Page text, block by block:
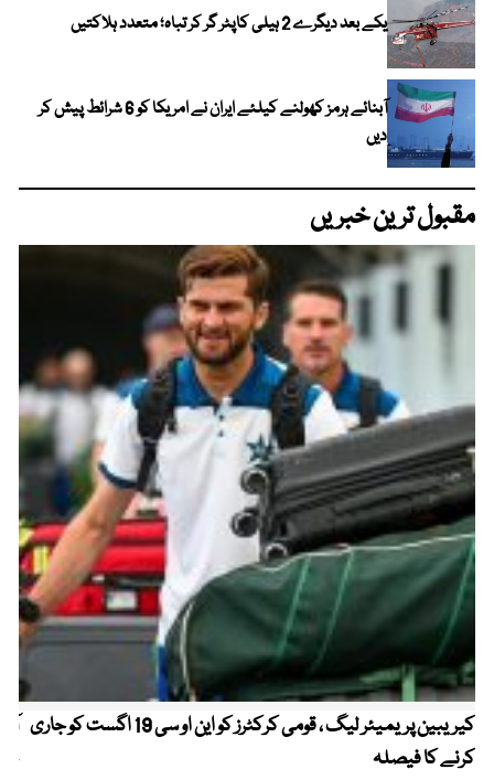
یکے بعد دیگرے 2 ہیلی کاپٹر گر کر تباہ؛ متعدد ہلاکتیں
آبنائے ہرمز کھولنے کیلئے ایران نے امریکا کو 6 شرائط پیش کر
دیں
مقبول ترین خبریں
کیریبین پریمیئر لیگ ، قومی کرکٹرز کو این او سی 19 اگست کو جاری
کرنے کا فیصلہ